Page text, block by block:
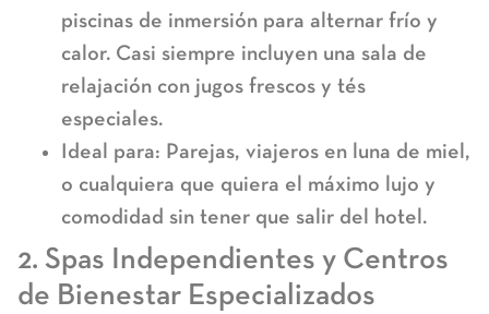
piscinas de inmersión para alternar frío y
calor. Casi siempre incluyen una sala de
relajación con jugos frescos y tés
especiales.
Ideal para: Parejas, viajeros en luna de miel,
o cualquiera que quiera el máximo lujo y
comodidad sin tener que salir del hotel.
2. Spas Independientes y Centros
de Bienestar Especializados